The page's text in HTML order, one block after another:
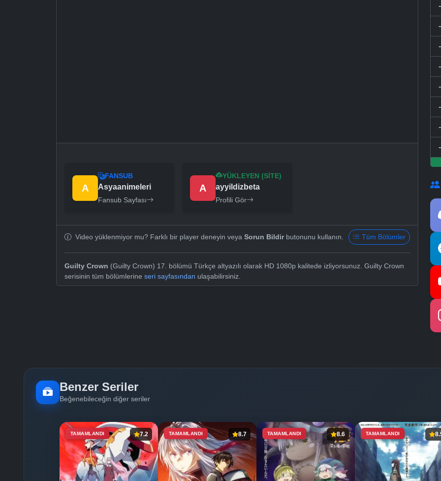
A
FANSUB
Asyaanimeleri
Fansub Sayfası
A
YÜKLEYEN (SITE)
ayyildizbeta
Profili Gör
Video yüklenmiyor mu? Farklı bir player deneyin veya Sorun Bildirbutonunu kullanın. Tüm Bölümler
Guilty Crown (Guilty Crown) 17. bölümü Türkçe altyazılı olarak HD 1080p kalitede izliyorsunuz. Guilty Crown
serisinin tüm bölümlerine seri sayfasından ulaşabilirsiniz.
Benzer Seriler
Beğenebileceğin diğer seriler
TAMAMLANDI 7.2 TAMAMLANDI 8.7 TAMAMLANDI 8.6 TAMAMLANDI